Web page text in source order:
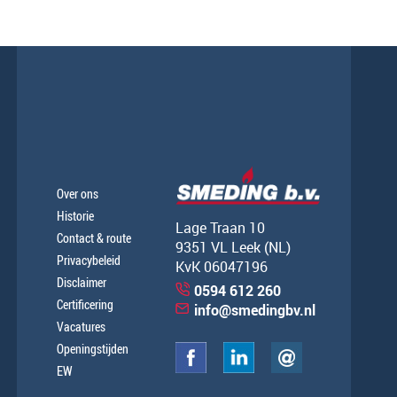
Over ons
Historie
Contact & route
Privacybeleid
Disclaimer
Certificering
Vacatures
Openingstijden
EW
Lage Traan 10
9351 VL Leek (NL)
KvK 06047196
0594 612 260
info@smedingbv.nl